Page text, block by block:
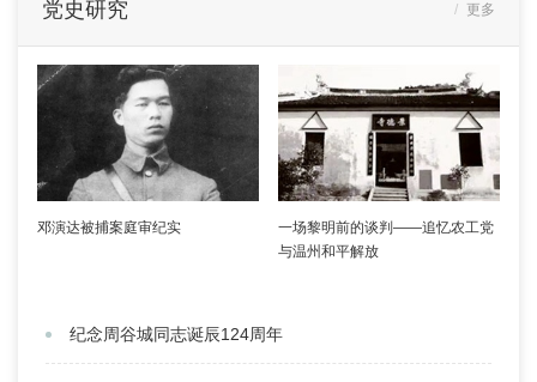
更多
党史研究
邓演达被捕案庭审纪实
一场黎明前的谈判——追忆农工党
与温州和平解放
纪念周谷城同志诞辰124周年